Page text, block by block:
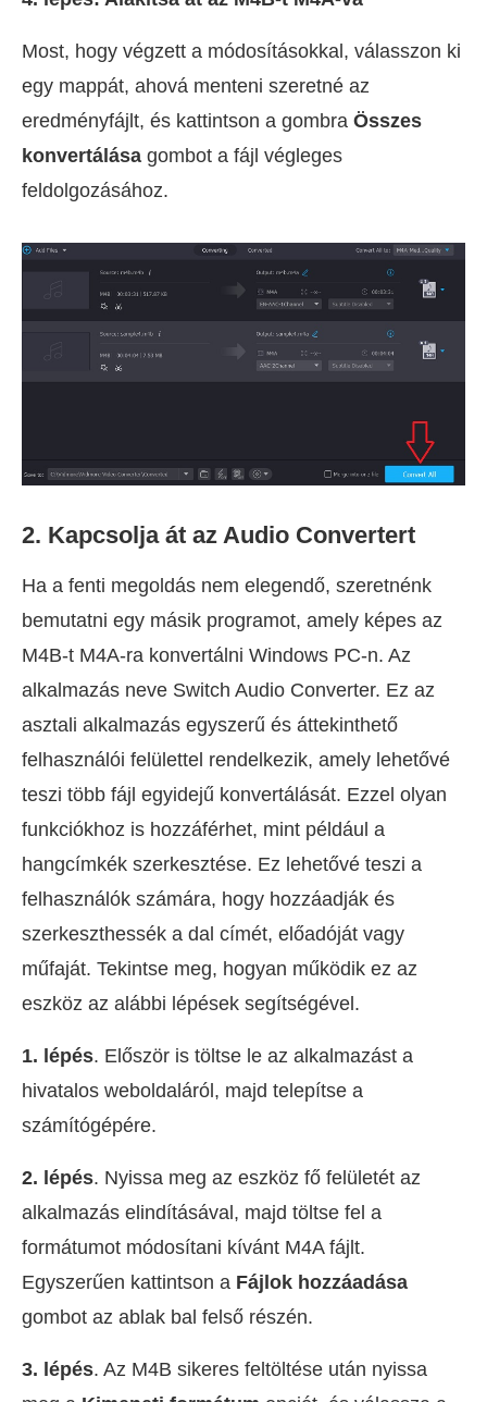
Most, hogy végzett a módosításokkal, válasszon ki
egy mappát, ahová menteni szeretné az
eredményfájlt, és kattintson a gombra Összes
konvertálása gombot a fájl végleges
feldolgozásához.
2. Kapcsolja át az Audio Convertert
Ha a fenti megoldás nem elegendő, szeretnénk
bemutatni egy másik programot, amely képes az
M4B-t M4A-ra konvertálni Windows PC-n. Az
alkalmazás neve Switch Audio Converter. Ez az
asztali alkalmazás egyszerű és áttekinthető
felhasználói felülettel rendelkezik, amely lehetővé
teszi több fájl egyidejű konvertálását. Ezzel olyan
funkciókhoz is hozzáférhet, mint például a
hangcímkék szerkesztése. Ez lehetővé teszi a
felhasználók számára, hogy hozzáadják és
szerkeszthessék a dal címét, előadóját vagy
műfaját. Tekintse meg, hogyan működik ez az
eszköz az alábbi lépések segítségével.
1. lépés. Először is töltse le az alkalmazást a
hivatalos weboldaláról, majd telepítse a
számítógépére.
2. lépés. Nyissa meg az eszköz fő felületét az
alkalmazás elindításával, majd töltse fel a
formátumot módosítani kívánt M4A fájlt.
Egyszerűen kattintson a Fájlok hozzáadása
gombot az ablak bal felső részén.
3. lépés. Az M4B sikeres feltöltése után nyissa